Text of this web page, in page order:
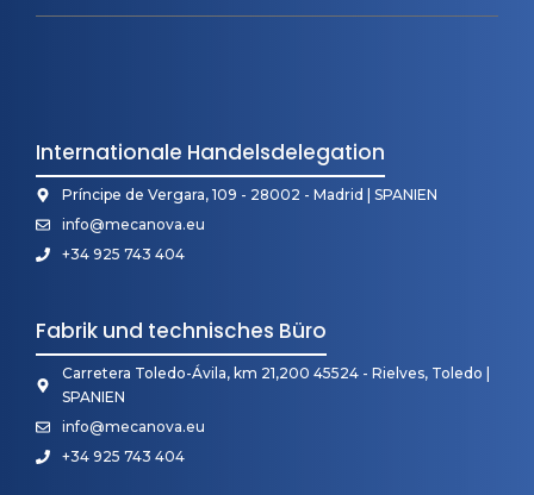
Internationale Handelsdelegation
Príncipe de Vergara, 109 - 28002 - Madrid | SPANIEN
info@mecanova.eu
+34 925 743 404
Fabrik und technisches Büro
Carretera Toledo-Ávila, km 21,200 45524 - Rielves, Toledo |
SPANIEN
info@mecanova.eu
+34 925 743 404